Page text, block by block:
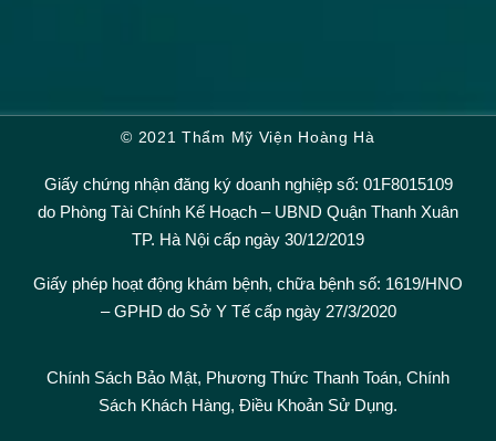
© 2021 Thẩm Mỹ Viện Hoàng Hà
Giấy chứng nhận đăng ký doanh nghiệp số: 01F8015109
do Phòng Tài Chính Kế Hoạch – UBND Quận Thanh Xuân
TP. Hà Nội cấp ngày 30/12/2019
Giấy phép hoạt động khám bệnh, chữa bệnh số: 1619/HNO
– GPHD do Sở Y Tế cấp ngày 27/3/2020
Chính Sách Bảo Mật, Phương Thức Thanh Toán, Chính
Sách Khách Hàng, Điều Khoản Sử Dụng.